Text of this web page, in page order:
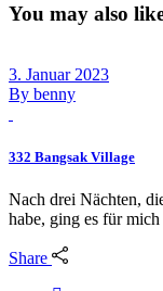
You may also
3. Januar 2023
By benny
332 Bangsak Village
Nach drei Nächten,
habe, ging es für
Share